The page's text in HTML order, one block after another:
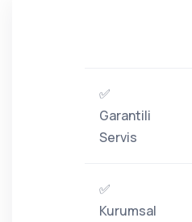
✅
Garantili
Servis
✅
Kurumsal